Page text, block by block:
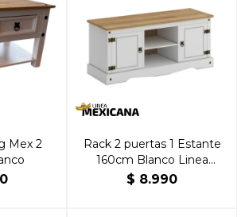
Mex 2
Rack 2 puertas 1 Estante
160cm Blanco Linea
Mexicana
$ 8.990